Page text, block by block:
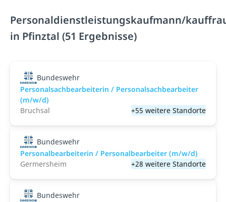
Personaldienstleistungskaufmann/
in Pfinztal (51 Ergebnisse)
Bundeswehr
Personalsachbearbeiterin / Personalsachbearbeiter
(m/w/d)
Bruchsal
+55 weitere Standorte
Bundeswehr
Personalbearbeiterin / Personalbearbeiter (m/w/d)
Germersheim
+28 weitere Standorte
Bundeswehr